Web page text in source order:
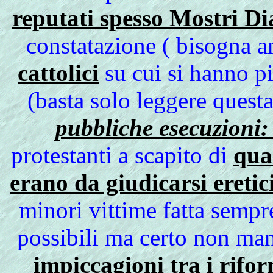
reputati spesso Mostri
constatazione ( bisogna
cattolicisu cui si hanno
(basta solo leggere
pubbliche
protestanti a scapito di
erano da giudicarsi
minori vittime fatta
possibili ma certo non
impiccagioni tra i